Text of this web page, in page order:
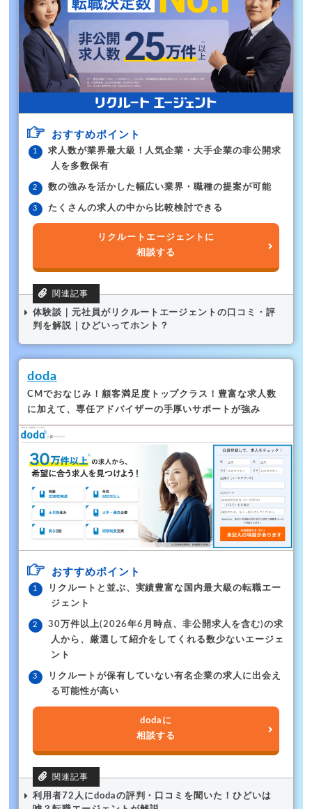
おすすめポイント
求人数が業界最大級！人気企業・大手企業の非公開求
人を多数保有
数の強みを活かした幅広い業界・職種の提案が可能
たくさんの求人の中から比較検討できる
リクルートエージェントに
相談する
体験談｜元社員がリクルートエージェントの口コミ・評
判を解説｜ひどいってホント？
doda
CMでおなじみ！顧客満足度トップクラス！豊富な求人数
に加えて、専任アドバイザーの手厚いサポートが強み
おすすめポイント
リクルートと並ぶ、実績豊富な国内最大級の転職エー
ジェント
30万件以上(2026年6月時点、非公開求人を含む)の求
人から、厳選して紹介をしてくれる数少ないエージェ
ント
リクルートが保有していない有名企業の求人に出会え
る可能性が高い
dodaに
相談する
利用者72人にdodaの評判・口コミを聞いた！ひどいは